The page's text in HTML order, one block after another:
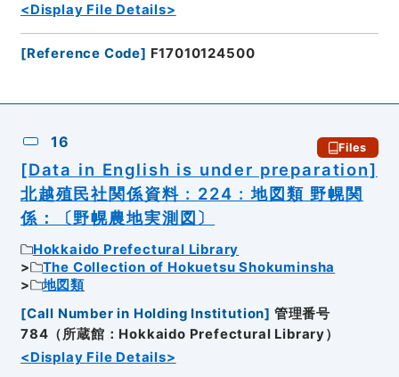
<Display File Details>
[Reference Code] F17010124500
16 Files
[Data in English is under preparation]
北越殖民社関係資料 : 224 : 地図類 野幌関
係：〔野幌農地実測図〕
Hokkaido Prefectural Library
The Collection of Hokuetsu Shokuminsha
地図類
[Call Number in Holding Institution] 管理番号
784（所蔵館：Hokkaido Prefectural Library）
<Display File Details>